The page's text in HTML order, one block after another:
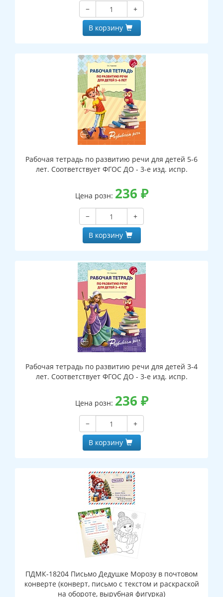
−
+
В корзину
Рабочая тетрадь по развитию речи для детей 5-6
лет. Соответствует ФГОС ДО - 3-е изд. испр.
Цена розн: 236 ₽
−
+
В корзину
Рабочая тетрадь по развитию речи для детей 3-4
лет. Соответствует ФГОС ДО - 3-е изд. испр.
Цена розн: 236 ₽
−
+
В корзину
ПДМК-18204 Письмо Дедушке Морозу в почтовом
конверте (конверт, письмо с текстом и раскраской
на обороте, вырубная фигурка)